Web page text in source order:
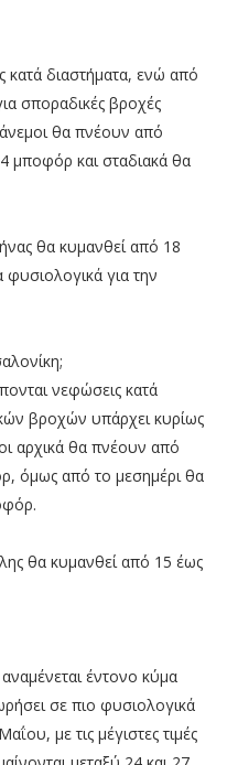
κατά διαστήματα, ενώ από
σποραδικές βροχές
θα πνέουν από
μποφόρ και σταδιακά θα
θα κυμανθεί από 18
για την
νεφώσεις κατά
βροχών υπάρχει κυρίως
αρχικά θα πνέουν από
όμως από το μεσημέρι θα
θα κυμανθεί από 15 έως
έντονο κύμα
σε πιο φυσιολογικά
με τις μέγιστες τιμές